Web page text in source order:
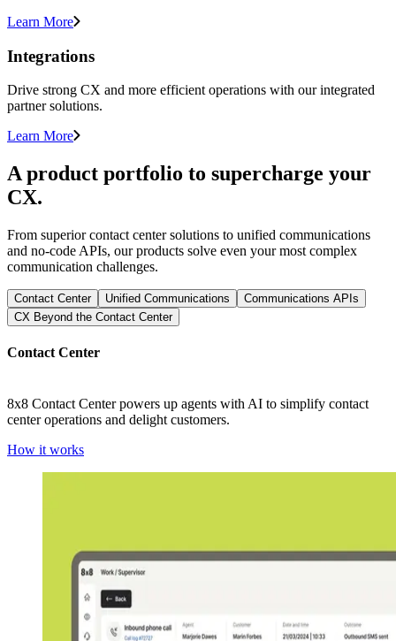
Learn More
Integrations
Drive strong CX and more efficient operations with our integrated
partner solutions.
Learn More
A product portfolio to supercharge your
CX.
From superior contact center solutions to unified communications
and no-code APIs, our products solve even your most complex
communication challenges.
Contact Center Unified Communications
Communications APIs
CX Beyond the Contact Center
Contact Center
8x8 Contact Center powers up agents with AI to simplify contact
center operations and delight customers.
How it works